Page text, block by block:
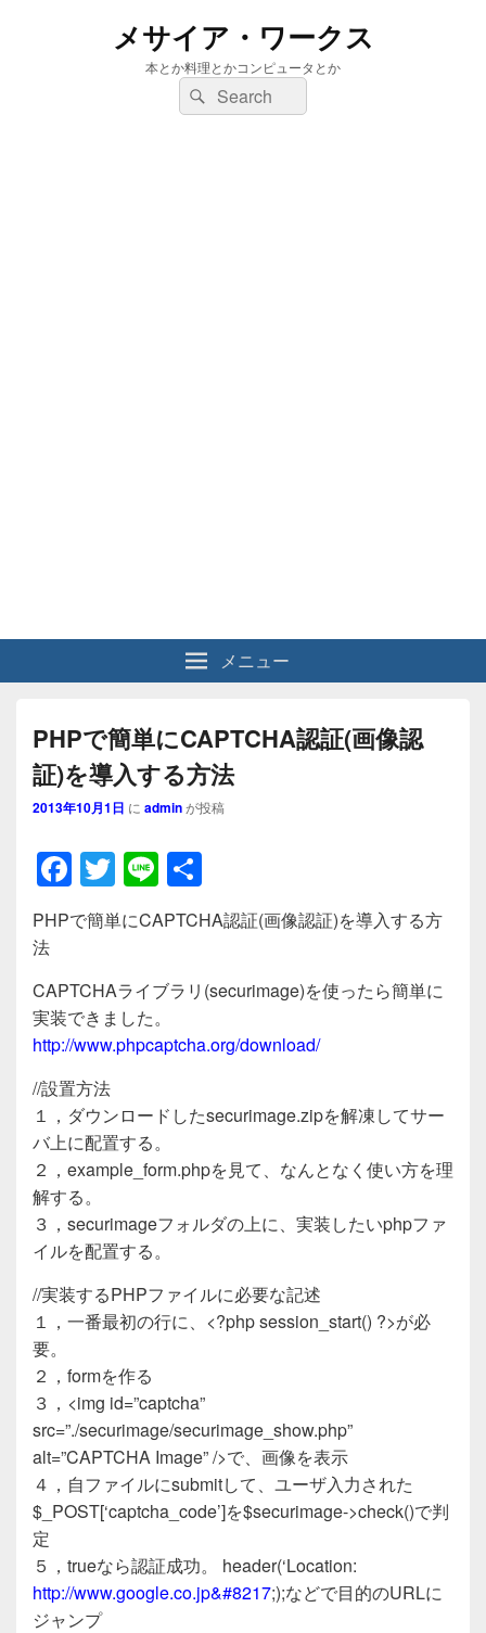
メサイア・ワークス
本とか料理とかコンピュータとか
検
索:
検
索
メニュー
PHPで簡単にCAPTCHA認証(画像認
証)を導入する方法
2013年10月1日 に adminが投稿
F
a
c
e
b
o
o
k
T
wi
tt
er
Li
n
e
有
PHPで簡単にCAPTCHA認証(画像認証)を導入する方
法
CAPTCHAライブラリ(securimage)を使ったら簡単に
実装できました。
http://www.phpcaptcha.org/download/
//設置方法
１，ダウンロードしたsecurimage.zipを解凍してサー
バ上に配置する。
２，example_form.phpを見て、なんとなく使い方を理
解する。
３，securimageフォルダの上に、実装したいphpファ
イルを配置する。
//実装するPHPファイルに必要な記述
１，一番最初の行に、<?php session_start() ?>が必
要。
２，formを作る
３，<img id=”captcha”
src=”./securimage/securimage_show.php”
alt=”CAPTCHA Image” />で、画像を表示
４，自ファイルにsubmitして、ユーザ入力された
$_POST[‘captcha_code’]を$securimage->check()で判
定
５，trueなら認証成功。 header(‘Location:
http://www.google.co.jp&#8217;);などで目的のURLに
ジャンプ